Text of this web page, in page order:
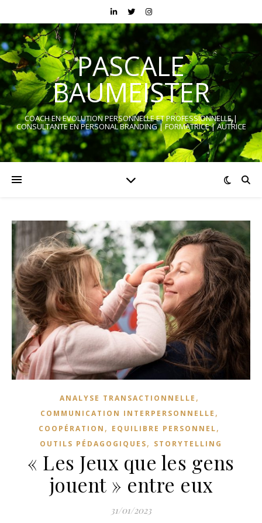
PASCALE
BAUMEISTER
COACH EN EVOLUTION PERSONNELLE ET PROFESSIONNELLE |
CONSULTANTE EN PERSONAL BRANDING | FORMATRICE | AUTRICE
ANALYSE TRANSACTIONNELLE ,
COMMUNICATION INTERPERSONNELLE ,
COOPÉRATION , EQUILIBRE PERSONNEL,
OUTILS PÉDAGOGIQUES, STORYTELLING
« Les Jeux que les gens
jouent » entre eux
31/01/2023